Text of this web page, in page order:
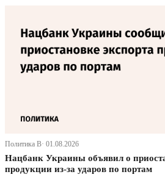
Политика В· 01.08.2026
Нацбанк Украины объявил о
продукции из-за ударов по портам